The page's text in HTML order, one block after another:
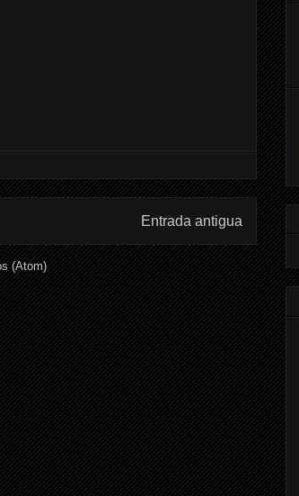
Entrada antigua
(Atom)